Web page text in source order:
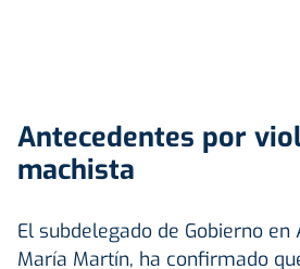
Antecedentes por
machista
El subdelegado de Gobierno en
María Martín, ha confirmado